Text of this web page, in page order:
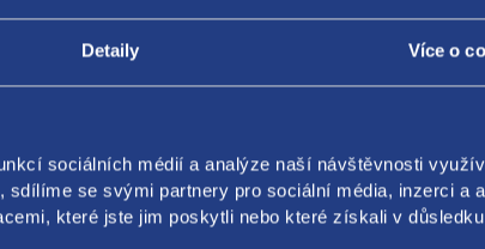
Detaily Více o
sociálních médií a analýze naší návštěvnosti
se svými partnery pro sociální média, inzerci a
které jste jim poskytli nebo které získali v
a 6-stupňovou automatickou převodovku.